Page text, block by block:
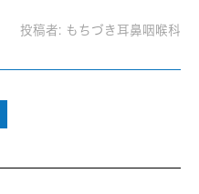
投稿者: もちづき耳鼻咽喉科